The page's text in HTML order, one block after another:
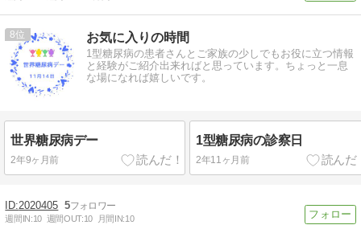
8 お気に入りの時間
1型糖尿病の患者さんとご家族の少しでもお役に立つ情報
と経験がご紹介出来ればと思っています。ちょっと一息
な場になれば嬉しいです。
世界糖尿病デー
2年9ヶ月前
1型糖尿病の診察日
2年11ヶ月前
2020405 5
週間IN:10 週間OUT:10 月間IN:10